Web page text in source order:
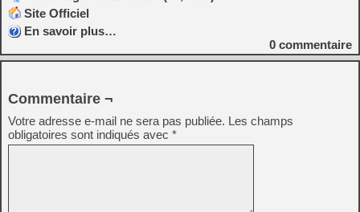
Site Officiel
En savoir plus…
0 commentaire
Commentaire ¬
Votre adresse e-mail ne sera pas publiée. Les champs
obligatoires sont indiqués avec *